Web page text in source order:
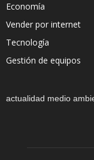
Economía
Vender por internet
Tecnología
Gestión de equipos
actualidad medio